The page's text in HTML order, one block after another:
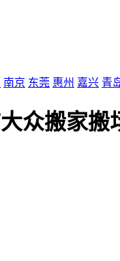
南京 东莞 惠州 嘉兴 青
众搬家